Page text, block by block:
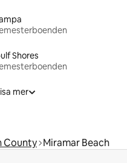
Shores
mer
County Miramar Beach